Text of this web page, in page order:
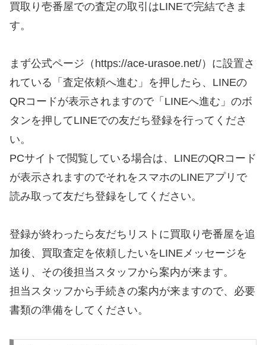
買取り壱番屋での査定の取引はLINEで完結できま
す。
まず公式ページ（https://ace-urasoe.net/）に設置さ
れている「査定依頼へ進む」を押したら、LINEの
QRコードが表示されますので「LINEへ進む」のボ
タンを押してLINEでの友だち登録を行ってくださ
い。
PCサイトで閲覧している場合は、LINEのQRコード
が表示されますのでそれをスマホのLINEアプリで
読み取って友だち登録をしてください。
登録が終わったら友だちリストに買取り壱番屋を追
加後、買取査定を依頼したいをLINEメッセージを
送り、その後担当スタッフから案内が来ます。
担当スタッフから手続きの案内が来ますので、必要
書類の準備をしてください。